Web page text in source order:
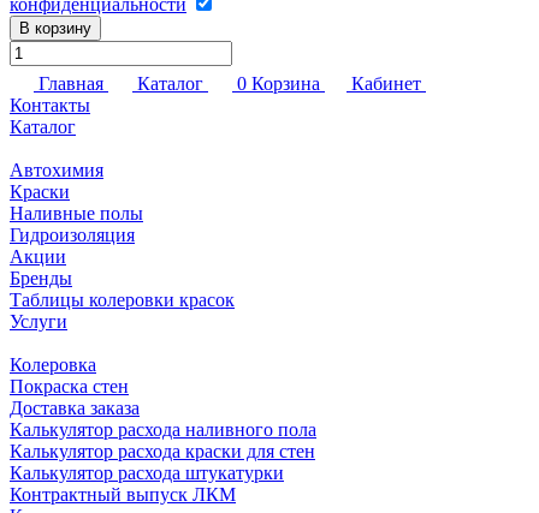
В корзину
Главная Каталог 0 Корзина
Кабинет
Контакты
Каталог
Автохимия
Краски
Наливные полы
Гидроизоляция
Акции
Бренды
Таблицы колеровки красок
Услуги
Колеровка
Покраска стен
Доставка заказа
Калькулятор расхода наливного пола
Калькулятор расхода краски для стен
Калькулятор расхода штукатурки
Контрактный выпуск ЛКМ